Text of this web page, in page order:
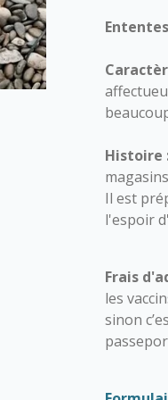
Histoire
Il est
l'espoir
Frais
les
sinon